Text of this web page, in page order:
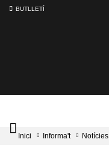
BUTLLETÍ
Mobile
menu
Inici Informa't Notícies